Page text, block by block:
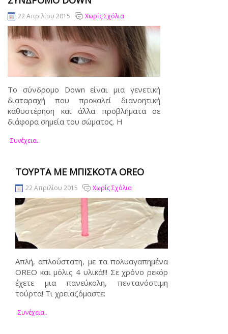
22 Απριλίου 2015 Χωρίς Σχόλια
Το σύνδρομο Down είναι μια γενετική
διαταραχή που προκαλεί διανοητική
καθυστέρηση και άλλα προβλήματα σε
διάφορα σημεία του σώματος. Η
Συνέχεια..
ΤΟΎΡΤΑ ΜΕ ΜΠΙΣΚΌΤΑ OREO
22 Απριλίου 2015 Χωρίς Σχόλια
Απλή, απλούστατη, με τα πολυαγαπημένα
OREO και μόλις 4 υλικά!!! Σε χρόνο ρεκόρ
έχετε μια πανεύκολη, πεντανόστιμη
τούρτα! Τι χρειαζόμαστε:
Συνέχεια..